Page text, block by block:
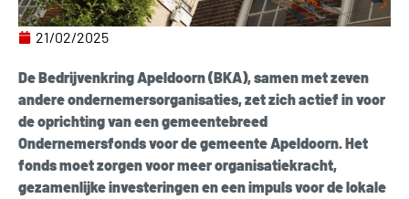
21/02/2025
De Bedrijvenkring Apeldoorn (BKA), samen met zeven
andere ondernemersorganisaties, zet zich actief in voor
de oprichting van een gemeentebreed
Ondernemersfonds voor de gemeente Apeldoorn. Het
fonds moet zorgen voor meer organisatiekracht,
gezamenlijke investeringen en een impuls voor de lokale